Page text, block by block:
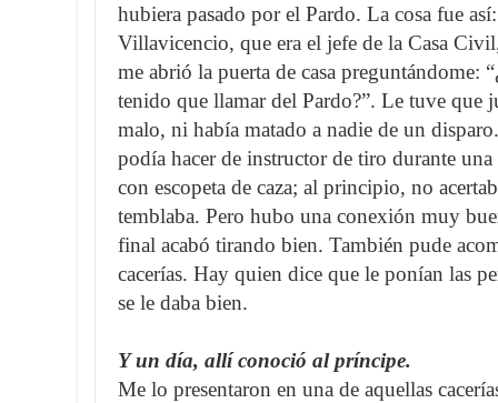
hubiera pasado por el Pardo. La cosa fue
Villavicencio, que era el jefe de la Casa
me abrió la puerta de casa preguntándome:
tenido que llamar del Pardo?”. Le tuve que
malo, ni había matado a nadie de un
podía hacer de instructor de tiro durante
con escopeta de caza; al principio, no
temblaba. Pero hubo una conexión muy
final acabó tirando bien. También pude
cacerías. Hay quien dice que le ponían las
se le daba bien.
Y un día, allí conoció al príncipe.
Me lo presentaron en una de aquellas